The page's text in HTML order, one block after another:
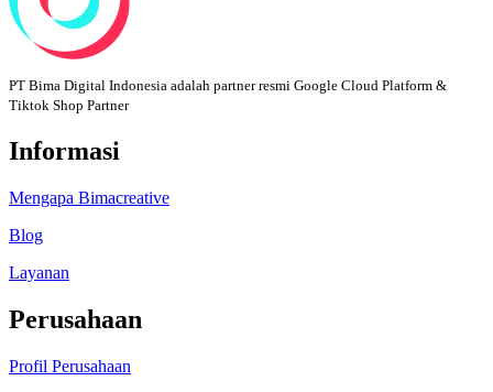
PT Bima Digital Indonesia adalah partner resmi Google Cloud Platform &
Tiktok Shop Partner
Informasi
Mengapa Bimacreative
Blog
Layanan
Perusahaan
Profil Perusahaan